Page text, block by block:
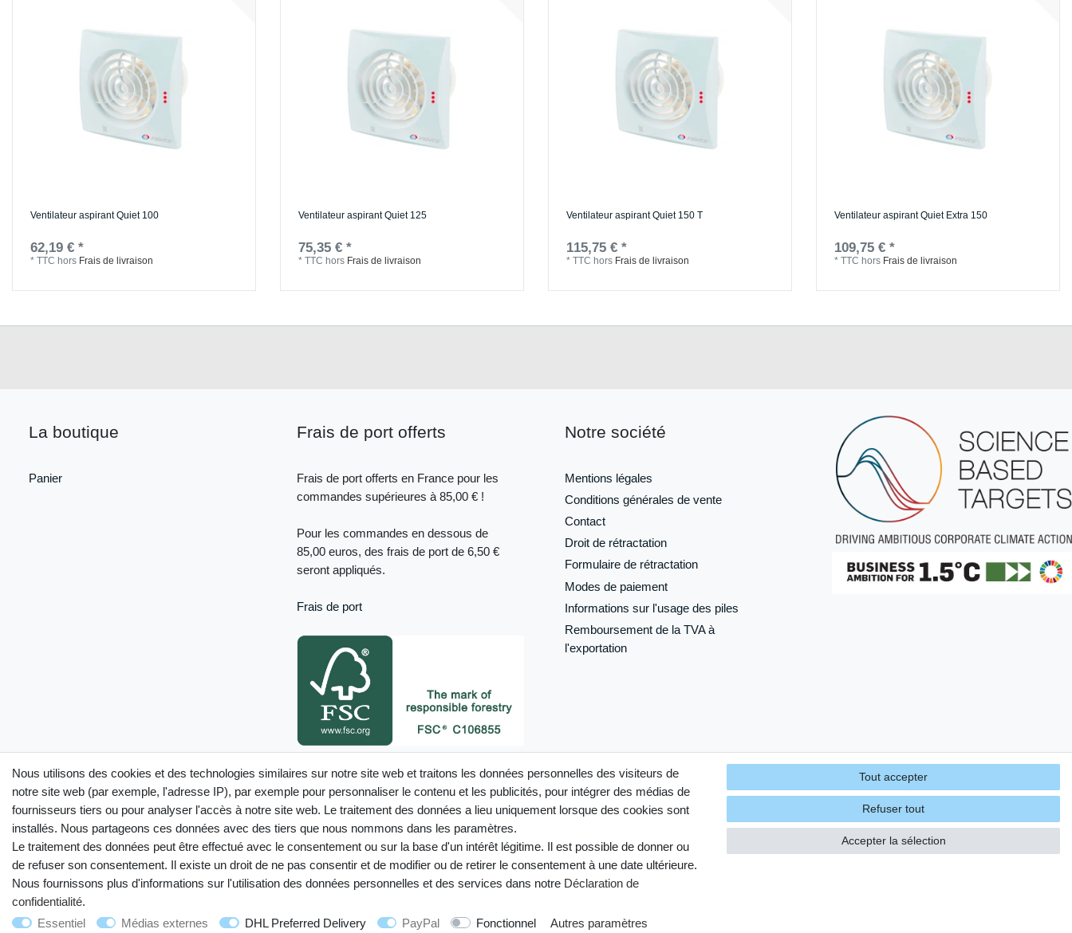
Ventilateur aspirant Quiet 100
62,19 € *
*TTC hors Frais de livraison
Ventilateur aspirant Quiet 125
75,35 € *
*TTC hors Frais de livraison
Ventilateur aspirant Quiet 150 T
115,75 € *
*TTC hors Frais de livraison
Ventilateur aspirant Quiet Extra 150
109,75 € *
*TTC hors Frais de livraison
La boutique
Panier
Frais de port offerts
Frais de port offerts en France pour les
commandes supérieures à 85,00 € !
Pour les commandes en dessous de
85,00 euros, des frais de port de 6,50 €
seront appliqués.
Frais de port
Seuls les produits désignés comme tels sur ce site
internet sont certifiés FSC®
Notre société
Mentions légales
Conditions générales de vente
Contact
Droit de rétractation
Formulaire de rétractation
Modes de paiement
Informations sur l'usage des piles
Remboursement de la TVA à
l'exportation
Droit de rétractation Mentions légales Déclaration de confidentialité Conditions générales
Nous utilisons des cookies et des technologies similaires sur notre site web et traitons les données personnelles des visiteurs de
notre site web (par exemple, l'adresse IP), par exemple pour personnaliser le contenu et les publicités, pour intégrer des médias de
fournisseurs tiers ou pour analyser l'accès à notre site web. Le traitement des données a lieu uniquement lorsque des cookies sont
installés. Nous partageons ces données avec des tiers que nous nommons dans les paramètres.
Le traitement des données peut être effectué avec le consentement ou sur la base d'un intérêt légitime. Il est possible de donner ou
de refuser son consentement. Il existe un droit de ne pas consentir et de modifier ou de retirer le consentement à une date ultérieure.
Nous fournissons plus d'informations sur l'utilisation des données personnelles et des services dans notre Déclaration de
confidentialité.
Essentiel
Médias externes DHL Preferred Delivery PayPal Fonctionnel Autres paramètres
Tout accepter
Refuser tout
Accepter la sélection